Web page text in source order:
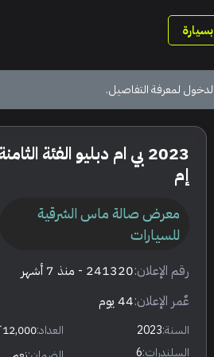
لمعرفة التفاصيل.
إم
معرض صالة ماس الشرقية
للسيارات
رقم الإعلان:241320 - منذ 7 أشهر
عٌمر الإعلان:44 يوم
السنة:2023 العداد:12,000 كم
السلندرات:6